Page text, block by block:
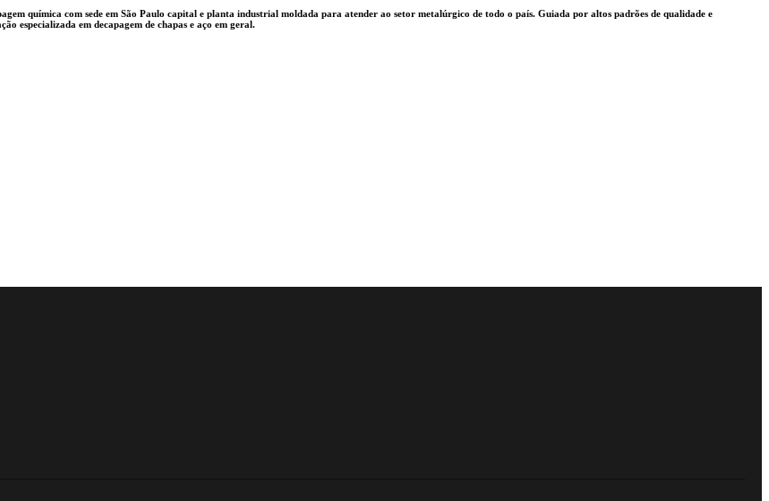
química com sede em São Paulo capital e planta industrial moldada para atender ao setor metalúrgico de todo o país. Guiada por altos padrões de qualidade e
especializada em decapagem de chapas e aço em geral.